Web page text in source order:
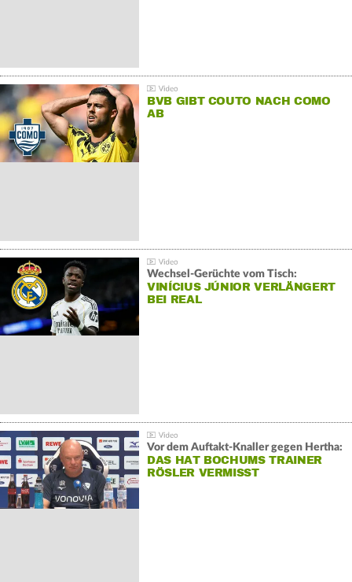
BVB GIBT COUTO NACH COMO
AB
Wechsel-Gerüchte vom Tisch:
VINÍCIUS JÚNIOR VERLÄNGERT
BEI REAL
Vor dem Auftakt-Knaller gegen Hertha:
DAS HAT BOCHUMS TRAINER
RÖSLER VERMISST